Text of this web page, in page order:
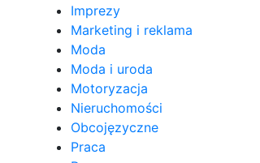
Imprezy
Marketing i reklama
Moda
Moda i uroda
Motoryzacja
Nieruchomości
Obcojęzyczne
Praca